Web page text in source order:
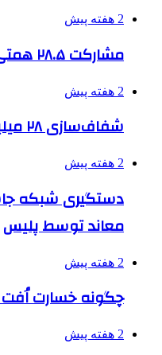
2 هفته پیش
مشارکت ۲۸.۵ همتی خیران در مدرسه‌سازی
2 هفته پیش
شفاف‌سازی ۲۸ میلیارد یورو تعهدات ارزی
2 هفته پیش
دستگیری شبکه
معاند توسط پلیس
2 هفته پیش
چگونه خسارت اُفت
2 هفته پیش